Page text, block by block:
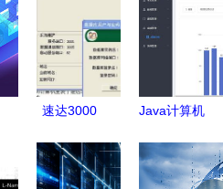
实现
你能连接别
人，别人却
速达3000
后的调试与
Java计算机
基于SSM框